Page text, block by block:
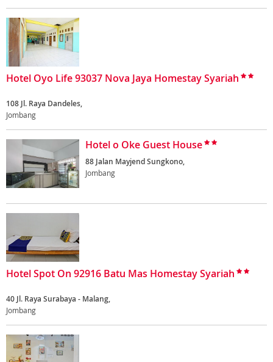
Hotel Oyo Life 93037 Nova Jaya Homestay Syariah
108 Jl. Raya Dandeles,
Jombang
Hotel o Oke Guest House
88 Jalan Mayjend Sungkono,
Jombang
Hotel Spot On 92916 Batu Mas Homestay Syariah
40 Jl. Raya Surabaya - Malang,
Jombang